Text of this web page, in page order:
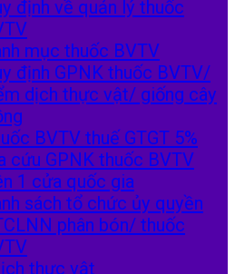
định về quản lý thuốc
mục thuốc BVTV
định GPNK thuốc BVTV/
dịch thực vật/ giống cây
BVTV thuế GTGT 5%
cứu GPNK thuốc BVTV
1 cửa quốc gia
sách tổ chức ủy quyền
phân bón/ thuốc
thực vật